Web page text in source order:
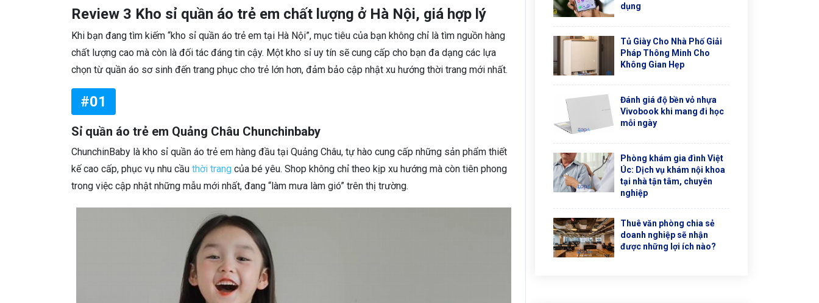
Review 3 Kho sỉ quần áo trẻ em chất lượng ở Hà Nội, giá hợp lý
Khi bạn đang tìm kiếm “kho sỉ quần áo trẻ em tại Hà Nội”, mục tiêu của bạn không chỉ là tìm nguồn hàng
chất lượng cao mà còn là đối tác đáng tin cậy. Một kho sỉ uy tín sẽ cung cấp cho bạn đa dạng các lựa
chọn từ quần áo sơ sinh đến trang phục cho trẻ lớn hơn, đảm bảo cập nhật xu hướng thời trang mới nhất.
#01
Sỉ quần áo trẻ em Quảng Châu Chunchinbaby
ChunchinBaby là kho sỉ quần áo trẻ em hàng đầu tại Quảng Châu, tự hào cung cấp những sản phẩm thiết
kế cao cấp, phục vụ nhu cầu thời trang của bé yêu. Shop không chỉ theo kịp xu hướng mà còn tiên phong
trong việc cập nhật những mẫu mới nhất, đang “làm mưa làm gió” trên thị trường.
dụng
Tủ Giày Cho Nhà Phố Giải
Pháp Thông Minh Cho
Không Gian Hẹp
Đánh giá độ bền vỏ nhựa
Vivobook khi mang đi học
mỗi ngày
Phòng khám gia đình Việt
Úc: Dịch vụ khám nội khoa
tại nhà tận tâm, chuyên
nghiệp
Thuê văn phòng chia sẻ
doanh nghiệp sẽ nhận
được những lợi ích nào?